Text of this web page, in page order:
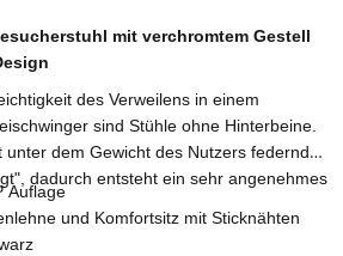
mit verchromtem Gestell
des Verweilens in einem
sind Stühle ohne Hinterbeine.
unter dem Gewicht des Nutzers federnd
dadurch entsteht ein sehr angenehmes
Auflage
und Komfortsitz mit Sticknähten